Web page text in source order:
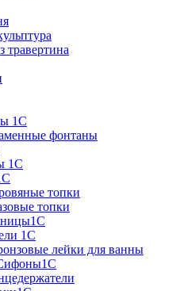
травертина
1C
фонтаны
1С
топки
топки
1С
лейки для ванны